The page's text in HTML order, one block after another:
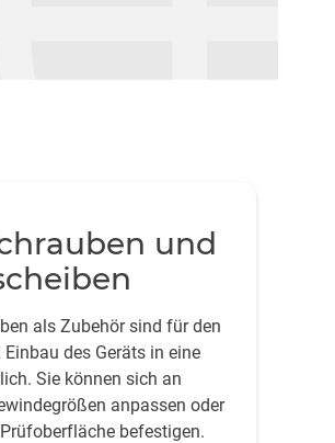
und
als Zubehör sind für den
des Geräts in eine
Sie können sich an
anpassen oder
befestigen.